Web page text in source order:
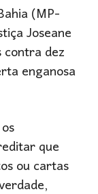
(MP-
Joseane
dez
enganosa
que
ou cartas